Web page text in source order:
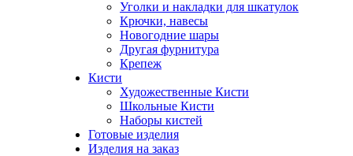
Уголки и накладки для шкатулок
Крючки, навесы
Новогодние шары
Другая фурнитура
Крепеж
Кисти
Художественные Кисти
Школьные Кисти
Наборы кистей
Готовые изделия
Изделия на заказ